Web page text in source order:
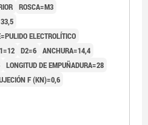
ROSCA=M3
ELECTROLÍTICO
D2=6 ANCHURA=14,4
LONGITUD DE EMPUÑADURA=28
F (KN)=0,6